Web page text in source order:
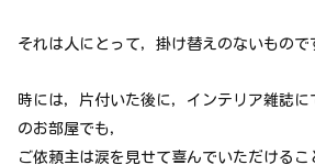
それは人にとって，掛け替えのないもので
時には，片付いた後に，インテリア雑誌
のお部屋でも，
ご依頼主は涙を見せて喜んでいただける